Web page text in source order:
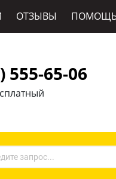
ОТЗЫВЫ
555-65-06